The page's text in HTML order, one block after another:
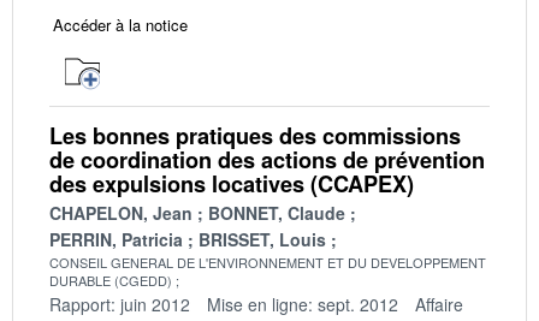
Accéder à la notice
Les bonnes pratiques des commissions
de coordination des actions de prévention
des expulsions locatives (CCAPEX)
CHAPELON, Jean
BONNET, Claude
PERRIN, Patricia
BRISSET, Louis
CONSEIL GENERAL DE L'ENVIRONNEMENT ET DU DEVELOPPEMENT
DURABLE (CGEDD)
Rapport: juin 2012 Mise en ligne: sept. 2012
Affaire